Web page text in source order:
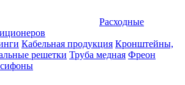
Расходные
Кабельная продукция Кронштейны,
решетки Труба медная Фреон